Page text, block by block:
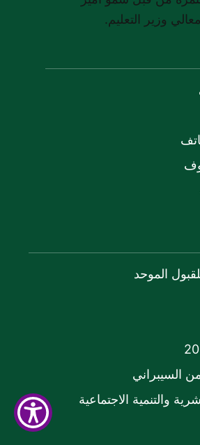
وزير التعليم.
الموحد
السيبراني
والتنمية الاجتماعية